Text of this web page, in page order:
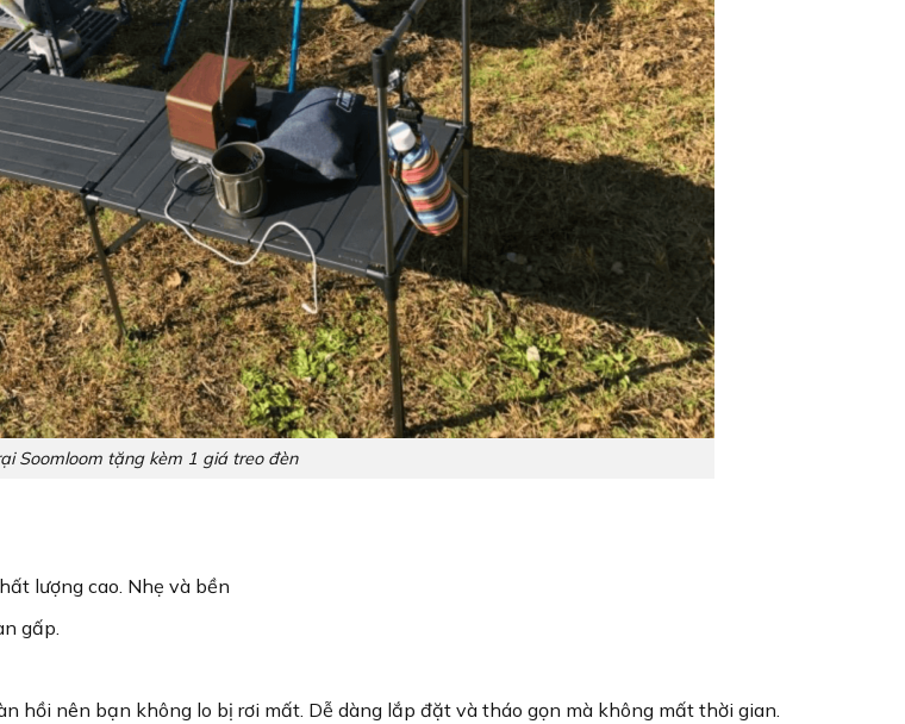
Soomloom tặng kèm 1 giá treo đèn
lượng cao. Nhẹ và bền
gấp.
hồi nên bạn không lo bị rơi mất. Dễ dàng lắp đặt và tháo gọn mà không mất thời gian.